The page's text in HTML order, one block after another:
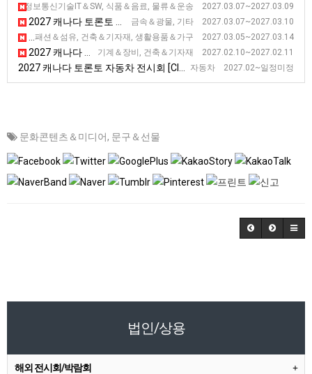
기물, 정보통신기술IT＆SW, 식품＆음료, 물류＆운송 2027.03.07~2027.03.09
2027 캐나다 토론토 요식업 전시회 [RC Show]
금속＆광물, 기타 2027.03.07~2027.03.10
2027 캐나다 토론토 광물 탐사 및 채굴 전시회 [PDAC]
패션＆섬유, 건축＆기자재, 생활용품＆가구 2027.03.05~2027.03.14
기계＆장비, 건축＆기자재 2027.02.10~2027.02.11
2027 캐나다 토론토 콘크리트 전시회
자동차 2027.02~일정미정
2027 캐나다 토론토 자동차 전시회 [CIAS]
문화콘텐츠＆미디어, 문구＆선물
법인/상용
해외 전시회/박람회